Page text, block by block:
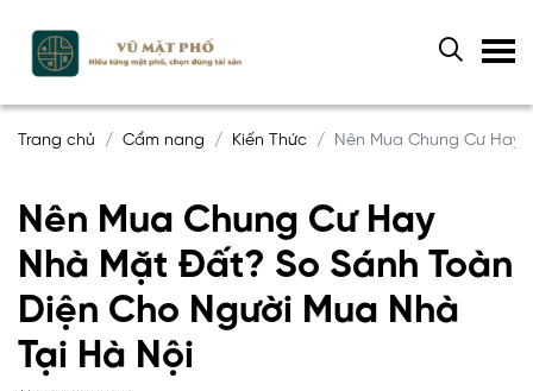
Trang chủ Cẩm nang Kiến Thức Nên Mua Chung Cư Hay
Nên Mua Chung Cư Hay
Nhà Mặt Đất? So Sánh Toàn
Diện Cho Người Mua Nhà
Tại Hà Nội